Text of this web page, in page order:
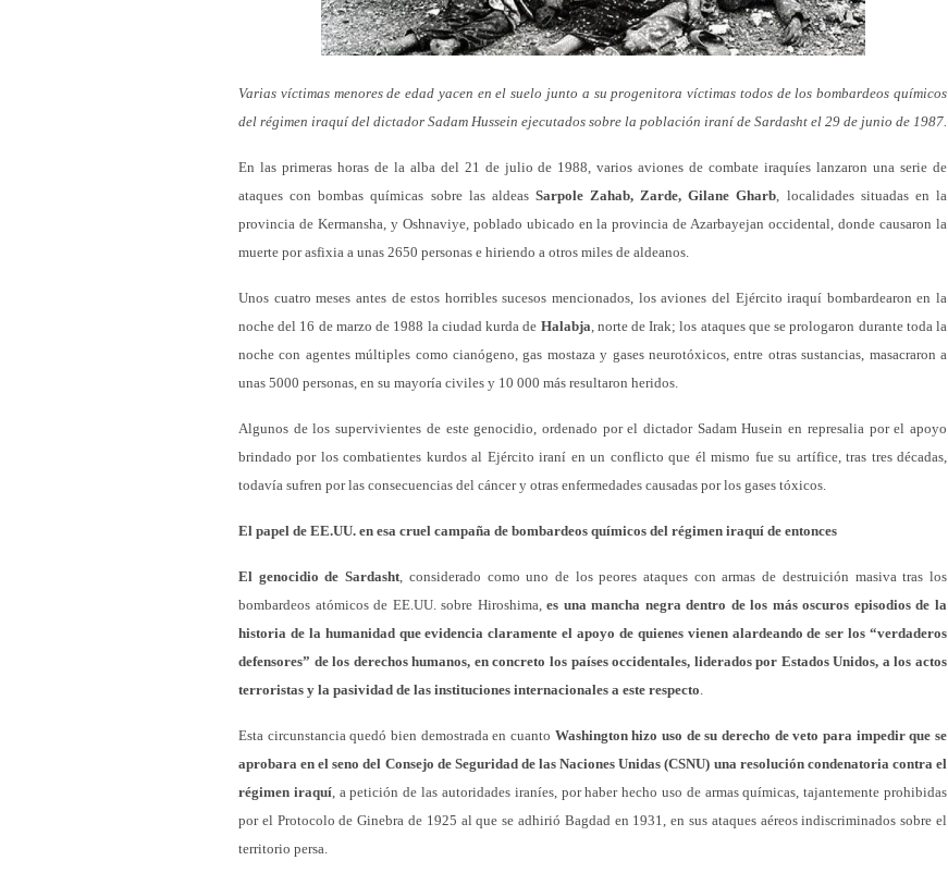
Varias víctimas menores de edad yacen en el suelo junto a su progenitora víctimas todos de los bombardeos químicos
del régimen iraquí del dictador Sadam Hussein ejecutados sobre la población iraní de Sardasht el 29 de junio de 1987.
En las primeras horas de la alba del 21 de julio de 1988, varios aviones de combate iraquíes lanzaron una serie de
ataques con bombas químicas sobre las aldeas Sarpole Zahab, Zarde, Gilane Gharb, localidades situadas en la
provincia de Kermansha, y Oshnaviye, poblado ubicado en la provincia de Azarbayejan occidental, donde causaron la
muerte por asfixia a unas 2650 personas e hiriendo a otros miles de aldeanos.
Unos cuatro meses antes de estos horribles sucesos mencionados, los aviones del Ejército iraquí bombardearon en la
noche del 16 de marzo de 1988 la ciudad kurda de Halabja, norte de Irak; los ataques que se prologaron durante toda la
noche con agentes múltiples como cianógeno, gas mostaza y gases neurotóxicos, entre otras sustancias, masacraron a
unas 5000 personas, en su mayoría civiles y 10 000 más resultaron heridos.
Algunos de los supervivientes de este genocidio, ordenado por el dictador Sadam Husein en represalia por el apoyo
brindado por los combatientes kurdos al Ejército iraní en un conflicto que él mismo fue su artífice, tras tres décadas,
todavía sufren por las consecuencias del cáncer y otras enfermedades causadas por los gases tóxicos.
El papel de EE.UU. en esa cruel campaña de bombardeos químicos del régimen iraquí de entonces
El genocidio de Sardasht, considerado como uno de los peores ataques con armas de destruición masiva tras los
bombardeos atómicos de EE.UU. sobre Hiroshima,es una mancha negra dentro de los más oscuros episodios de la
historia de la humanidad que evidencia claramente el apoyo de quienes vienen alardeando de ser los “verdaderos
defensores” de los derechos humanos, en concreto los países occidentales, liderados por Estados Unidos, a los actos
terroristas y la pasividad de las instituciones internacionales a este respecto.
Esta circunstancia quedó bien demostrada en cuanto Washington hizo uso de su derecho de veto para impedir que se
aprobara en el seno del Consejo de Seguridad de las Naciones Unidas (CSNU) una resolución condenatoria contra el
régimen iraquí, a petición de las autoridades iraníes, por haber hecho uso de armas químicas, tajantemente prohibidas
por el Protocolo de Ginebra de 1925 al que se adhirió Bagdad en 1931, en sus ataques aéreos indiscriminados sobre el
territorio persa.